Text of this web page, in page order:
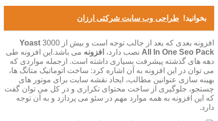
بخوانید! طراحی وب سایت شرکتی ارزان
افزونه بعدی که بعد از Yoast جالب توجه است و بیش از 3000
نصب دارد، افزونه All In One Seo Pack
می باشد.این افزونه طی
دهه های گذشته پیشرفت بسیاری داشته است. ازجمله مواردی که
می توان در این افزونه به آن اشاره کرد: ساخت اتوماتیک متاتگ ها،
بهینه سازی عنوانین مطالب، ایجاد نقشه سایت برای موتور های
چستجو، جلوگیری از ساخت محتوای تکراری و در کل می توان گفت
که این افزونه به همه موارد مهم در سئو می پردازد و به آن توجه
دارد.